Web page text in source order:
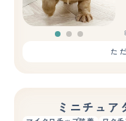
た
ミニチュ